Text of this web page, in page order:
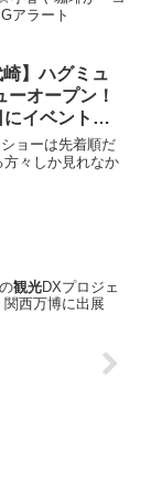
アラート
】ハグミュ
ーオープン！
にイベント し
ョーは先着順だ
々しか見れなか
観光DXプロジェ
関西万博に出展